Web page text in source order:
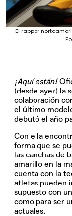
El rapper
¡Aquí están!
(desde ayer) la
colaboración
el último
debutó el año
Con ella
forma que se
las canchas de
amarillo en la
cuenta con la
atletas pueden
supuesto con
como para ser
actuales.